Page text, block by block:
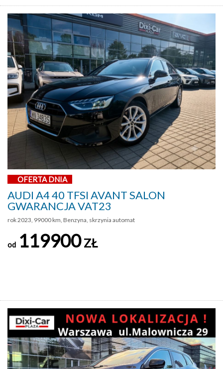
OFERTA DNIA
AUDI A4 40 TFSI AVANT SALON
GWARANCJA VAT23
rok 2023, 99000 km, Benzyna, skrzynia automat
od 119900ZŁ